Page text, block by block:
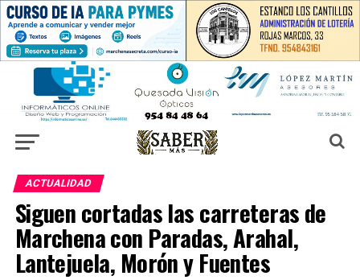
ACTUALIDAD
Siguen cortadas las carreteras de
Marchena con Paradas, Arahal,
Lantejuela, Morón y Fuentes